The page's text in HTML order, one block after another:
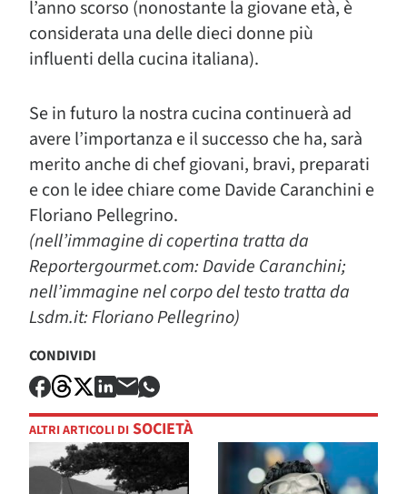
l’anno scorso (nonostante la giovane età, è
considerata una delle dieci donne più
influenti della cucina italiana).
Se in futuro la nostra cucina continuerà ad
avere l’importanza e il successo che ha, sarà
merito anche di chef giovani, bravi, preparati
e con le idee chiare come Davide Caranchini e
Floriano Pellegrino.
(nell’immagine di copertina tratta da
Reportergourmet.com: Davide Caranchini;
nell’immagine nel corpo del testo tratta da
Lsdm.it: Floriano Pellegrino)
CONDIVIDI
ALTRI ARTICOLI DI SOCIETÀ